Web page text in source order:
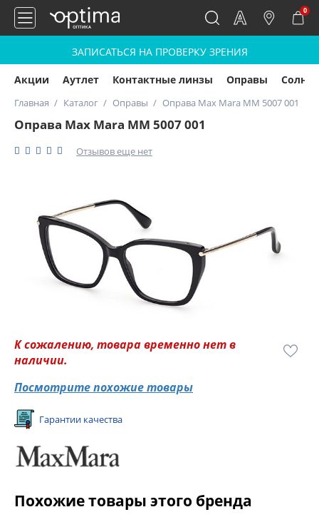
0
ЗАПИСАТЬСЯ НА ПРОВЕРКУ ЗРЕНИЯ
Акции Аутлет Контактные линзы Оправы
Главная Каталог Оправы Оправа Max Mara MM 5007 001
Оправа Max Mara MM 5007 001
Отзывов еще нет
К сожалению, товара временно нет в
наличии.
Посмотрите похожие товары
Гарантии качества
Похожие товары этого бренда